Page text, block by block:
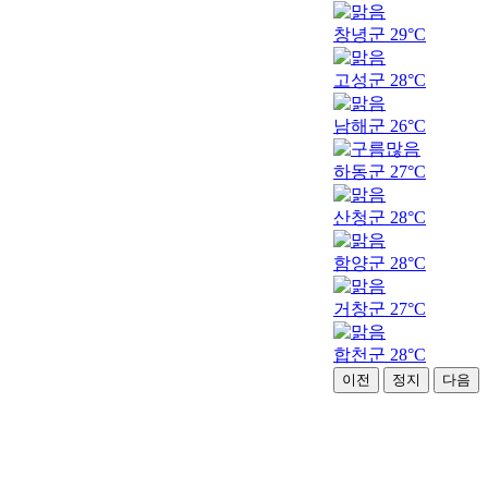
창녕군 29°C
고성군 28°C
남해군 26°C
하동군 27°C
산청군 28°C
함양군 28°C
거창군 27°C
합천군 28°C
이전 정지 다음